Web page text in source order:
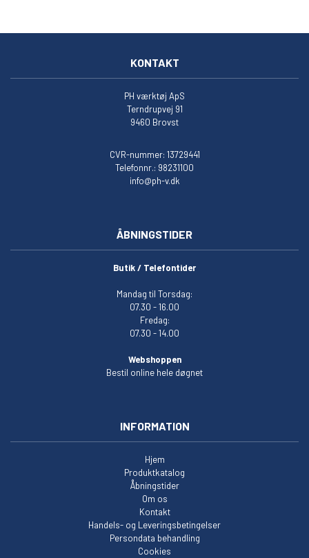
KONTAKT
PH værktøj ApS
Terndrupvej 91
9460 Brovst
CVR-nummer: 13729441
Telefonnr.: 98231100
info@ph-v.dk
ÅBNINGSTIDER
Butik / Telefontider
Mandag til Torsdag:
07.30 - 16.00
Fredag:
07.30 - 14.00
Webshoppen
Bestil online hele døgnet
INFORMATION
Hjem
Produktkatalog
Åbningstider
Om os
Kontakt
Handels- og Leveringsbetingelser
Persondata behandling
Cookies